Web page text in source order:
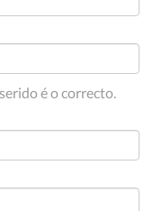
é o correcto.